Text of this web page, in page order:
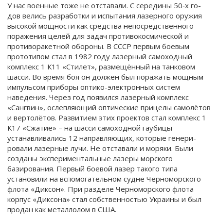
У нас военные тоже не отставали. С середины 50‑х го­
дов велись разработки и испытания лазерного оружия
высокой мощности как средства непосредственного
поражения целей для задач противокосмической и
противоракетной обороны. В СССР первым боевым
прототипом стал в 1982 году лазерный самоходный
комплекс 1 К11 «Стилет», размещённый на танковом
шасси. Во время боя он должен был поражать мощным
импульсом приборы оптико-электронных систем
наведения. Через год появился лазерный комплекс
«Сангвин», ослепляющий оптические прицелы самолётов
и вертолётов. Развитием этих проектов стал комплекс 1
К17 «Сжатие» – на шасси самоходной гаубицы
устанавливались 12 направляющих, которые генери­
ровали лазерные лучи. Не отставали и моряки. Были
созданы экспериментальные лазеры морского
базирования. Первый боевой лазер такого типа
установили на вспомогательном судне Черноморского
флота «Диксон». При разделе Черноморского флота
корпус «Диксона» стал собственностью Украины и был
продан как металлолом в США.